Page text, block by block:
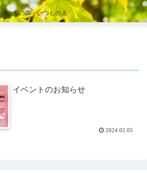
いつもの声・いつもの人
イベントのお知らせ
2024.02.05